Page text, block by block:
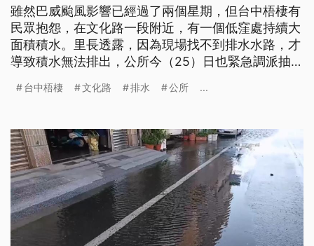
雖然巴威颱風影響已經過了兩個星期，但台中梧棲有
民眾抱怨，在文化路一段附近，有一個低窪處持續大
面積積水。里長透露，因為現場找不到排水水路，才
導致積水無法排出，公所今（25）日也緊急調派抽水
台中梧棲 文化路 排水 公所 ...